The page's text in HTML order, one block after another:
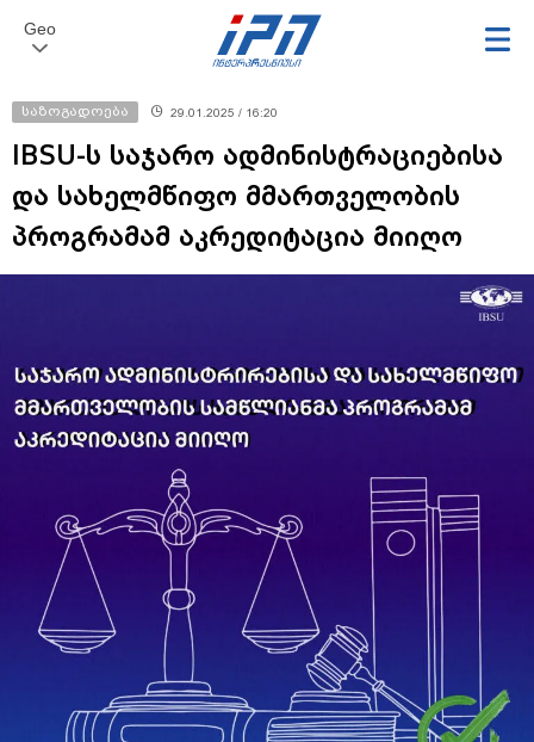
Geo
საზოგადოება 29.01.2025 / 16:20
IBSU-ს საჯარო ადმინისტრაციებისა
და სახელმწიფო მმართველობის
პროგრამამ აკრედიტაცია მიიღო